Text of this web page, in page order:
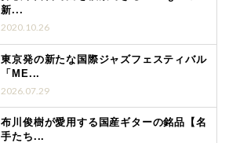
新...
2020.10.26
東京発の新たな国際ジャズフェスティバル
「ME...
2026.07.29
布川俊樹が愛用する国産ギターの銘品【名
手たち...